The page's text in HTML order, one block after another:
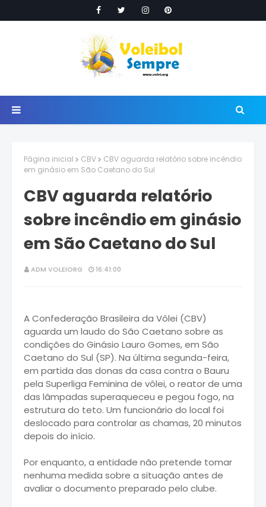
Página inicial CBV
CBV aguarda relatório sobre incêndio
em ginásio em São Caetano do Sul
CBV aguarda relatório
sobre incêndio em ginásio
em São Caetano do Sul
ADM VOLEIORG 16:41:00
A Confederação Brasileira da Vôlei (CBV)
aguarda um laudo do São Caetano sobre as
condições do Ginásio Lauro Gomes, em São
Caetano do Sul (SP). Na última segunda-feira,
em partida das donas da casa contra o Bauru
pela Superliga Feminina de vôlei, o reator de uma
das lâmpadas superaqueceu e pegou fogo, na
estrutura do teto. Um funcionário do local foi
deslocado para controlar as chamas, 20 minutos
depois do início.
Por enquanto, a entidade não pretende tomar
nenhuma medida sobre a situação antes de
avaliar o documento preparado pelo clube.